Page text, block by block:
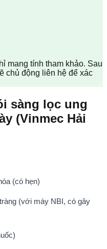
mang tính tham khảo. Sau
chủ động liên hệ để xác
sàng lọc ung
(Vinmec Hải
(có hẹn)
(với máy NBI, có gây